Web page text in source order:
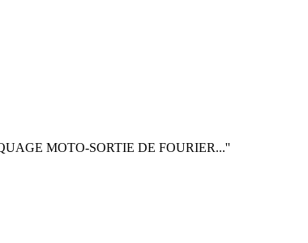
MOTO-SORTIE DE FOURIER...''